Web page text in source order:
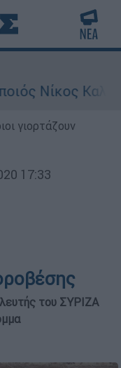
Νίκος
γιορτάζουν
17:33
του ΣΥΡΙΖΑ